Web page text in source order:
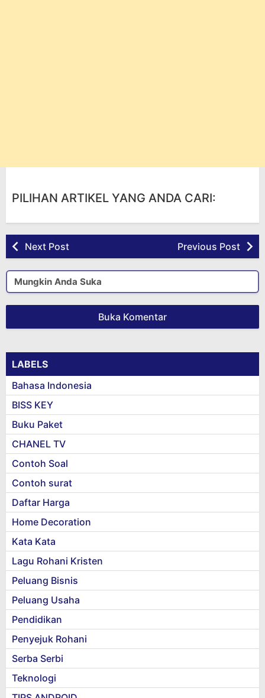
PILIHAN ARTIKEL YANG ANDA CARI:
Next Post Previous Post
Mungkin Anda Suka
Buka Komentar
LABELS
Bahasa Indonesia
BISS KEY
Buku Paket
CHANEL TV
Contoh Soal
Contoh surat
Daftar Harga
Home Decoration
Kata Kata
Lagu Rohani Kristen
Peluang Bisnis
Peluang Usaha
Pendidikan
Penyejuk Rohani
Serba Serbi
Teknologi